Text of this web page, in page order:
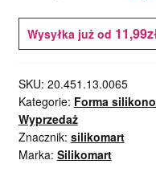
Wysyłka już od
SKU: 20.451.13.0065
Kategorie: Forma
Wyprzedaż
Znacznik: silikomart
Marka: Silikomart